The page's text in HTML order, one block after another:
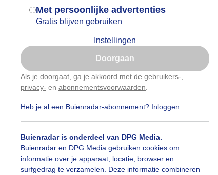
Met persoonlijke advertenties
Gratis blijven gebruiken
Instellingen
Doorgaan
Als je doorgaat, ga je akkoord met de gebruikers-
privacy- en abonnementsvoorwaarden
Heb je al een Buienradar-abonnement? Inloggen
Buienradar is onderdeel van DPG Media.
Buienradar en DPG Media gebruiken cookies om
informatie over je apparaat, locatie, browser en
surfgedrag te verzamelen. Deze informatie combineren
je browser waarin deze toestemming
gevraagd wordt.
Is goed, toon de popup
Nu niet, misschien later
Gebruik je Safari en wil je niet elke dag deze pop-up
Klikhierom dit aan te passen